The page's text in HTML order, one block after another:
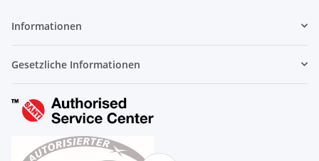
Informationen
Gesetzliche Informationen